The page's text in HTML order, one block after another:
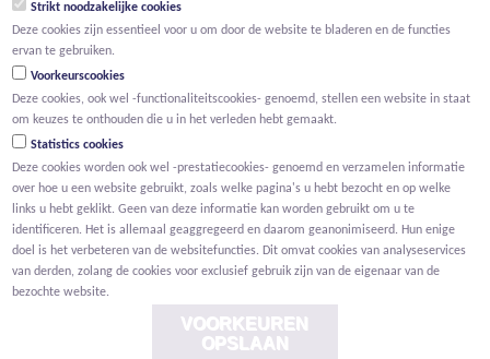
BTW BE 0466.256.432
Strikt noodzakelijke cookies
Deze cookies zijn essentieel voor u om door de website te bladeren en de functies
ervan te gebruiken.
Voorkeurscookies
Deze cookies, ook wel -functionaliteitscookies- genoemd, stellen een website in staat
om keuzes te onthouden die u in het verleden hebt gemaakt.
Statistics cookies
Deze cookies worden ook wel -prestatiecookies- genoemd en verzamelen informatie
over hoe u een website gebruikt, zoals welke pagina's u hebt bezocht en op welke
links u hebt geklikt. Geen van deze informatie kan worden gebruikt om u te
identificeren. Het is allemaal geaggregeerd en daarom geanonimiseerd. Hun enige
doel is het verbeteren van de websitefuncties. Dit omvat cookies van analyseservices
van derden, zolang de cookies voor exclusief gebruik zijn van de eigenaar van de
bezochte website.
VOORKEUREN
OPSLAAN